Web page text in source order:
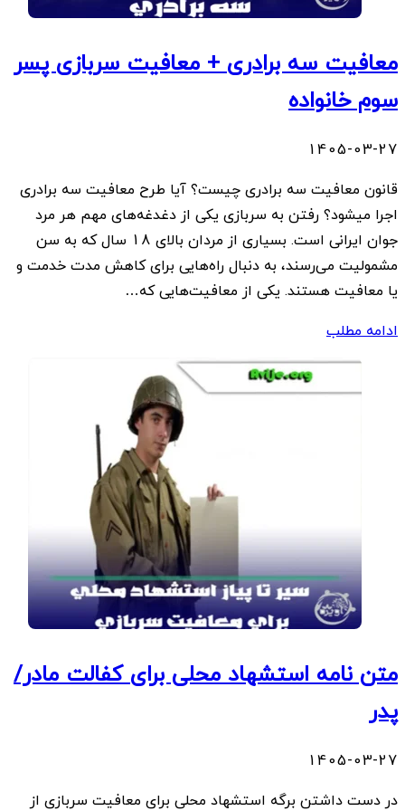
معافیت سه برادری + معافیت سربازی پسر
سوم خانواده
1405-03-27
قانون معافیت سه برادری چیست؟ آیا طرح معافیت سه برادری
اجرا میشود؟ رفتن به سربازی یکی از دغدغه‌های مهم هر مرد
جوان ایرانی است. بسیاری از مردان بالای 18 سال که به سن
مشمولیت می‌رسند، به دنبال راه‌هایی برای کاهش مدت خدمت و
یا معافیت هستند. یکی از معافیت‌هایی که…
ادامه مطلب
متن نامه استشهاد محلی برای کفالت مادر/
پدر
1405-03-27
در دست داشتن برگه استشهاد محلی برای معافیت سربازی از